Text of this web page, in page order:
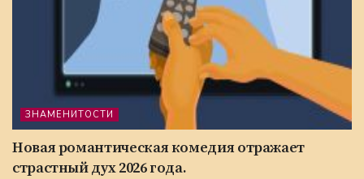
ЗНАМЕНИТОСТИ
Новая романтическая комедия отражает
страстный дух 2026 года.